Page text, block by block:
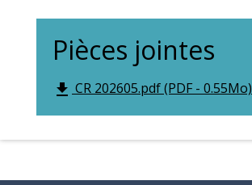
Pièces jointes
file_download CR 202605.pdf (PDF - 0.55Mo)